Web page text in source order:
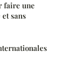
faire une
sans